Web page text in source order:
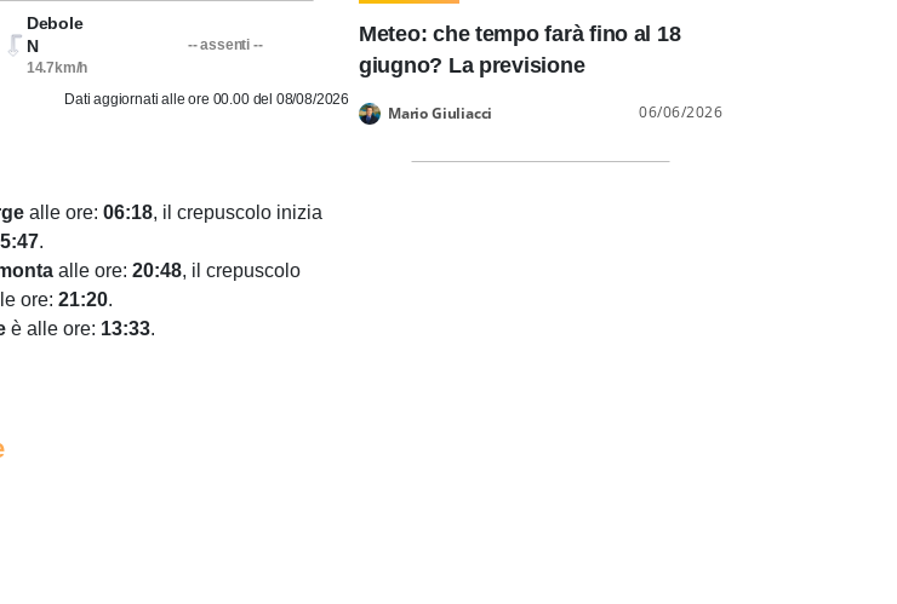
Debole
N
14.7km/h
-- assenti --
Dati aggiornati alle ore 00.00 del 08/08/2026
alle ore: 06:18, il crepuscolo inizia
.
alle ore: 20:48, il crepuscolo
ore: 21:20.
è alle ore: 13:33.
Meteo: che tempo farà fino al 18
giugno? La previsione
Mario Giuliacci 06/06/2026